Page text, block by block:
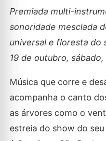
Premiada multi-
sonoridade mesclada
universal e floresta do
19 de outubro, sábado,
Música que corre e
acompanha o canto
as árvores como o
estreia do show do